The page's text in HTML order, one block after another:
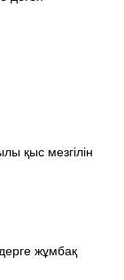
қыс мезгілін
жұмбақ